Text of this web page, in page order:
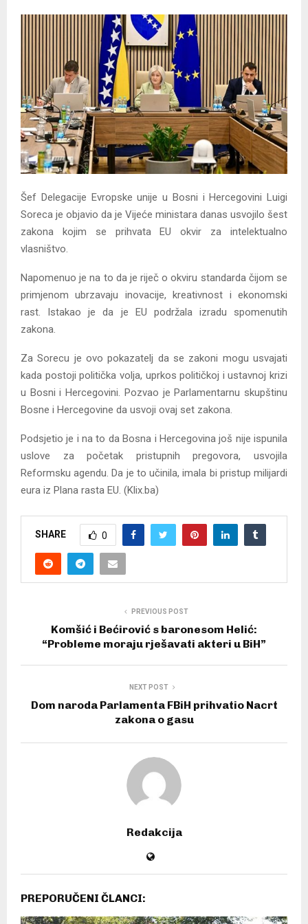
Y
N
U
Šef Delegacije Evropske unije u Bosni i Hercegovini Luigi
Soreca je objavio da je Vijeće ministara danas usvojilo šest
zakona kojim se prihvata EU okvir za intelektualno
vlasništvo.
Napomenuo je na to da je riječ o okviru standarda čijom se
primjenom ubrzavaju inovacije, kreativnost i ekonomski
rast. Istakao je da je EU podržala izradu spomenutih
zakona.
Za Sorecu je ovo pokazatelj da se zakoni mogu usvajati
kada postoji politička volja, uprkos političkoj i ustavnoj krizi
u Bosni i Hercegovini. Pozvao je Parlamentarnu skupštinu
Bosne i Hercegovine da usvoji ovaj set zakona.
Podsjetio je i na to da Bosna i Hercegovina još nije ispunila
uslove za početak pristupnih pregovora, usvojila
Reformsku agendu. Da je to učinila, imala bi pristup milijardi
eura iz Plana rasta EU. (Klix.ba)
SHARE 0
PREVIOUS POST
Komšić i Bećirović s baronesom Helić:
“Probleme moraju rješavati akteri u BiH”
NEXT POST
Dom naroda Parlamenta FBiH prihvatio Nacrt
zakona o gasu
Redakcija
PREPORUČENI ČLANCI: